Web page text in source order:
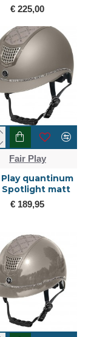
€ 225,00
Fair Play
Play quantinum
Spotlight matt
€ 189,95